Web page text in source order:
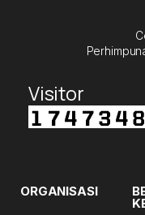
Visitor
ORGANISASI